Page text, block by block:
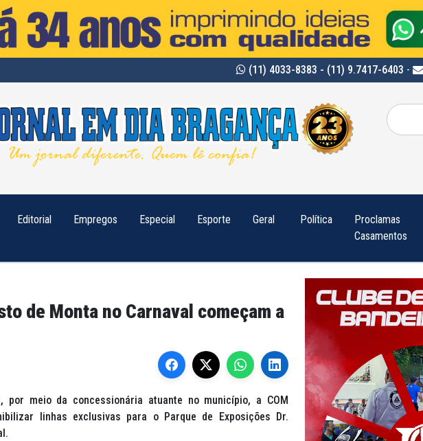
(11) 4033-8383 - (11) 9.7417-6403 -
Pesquisar
por:
Editorial Empregos Especial Esporte Geral Política
Proclamas
Casamentos
de Monta no Carnaval começam a
por meio da concessionária atuante no município, a COM
linhas exclusivas para o Parque de Exposições Dr.